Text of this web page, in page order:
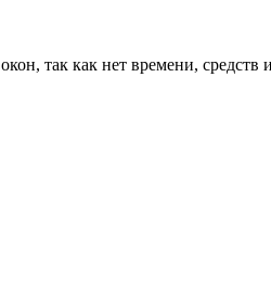
так как нет вре­мени, средств